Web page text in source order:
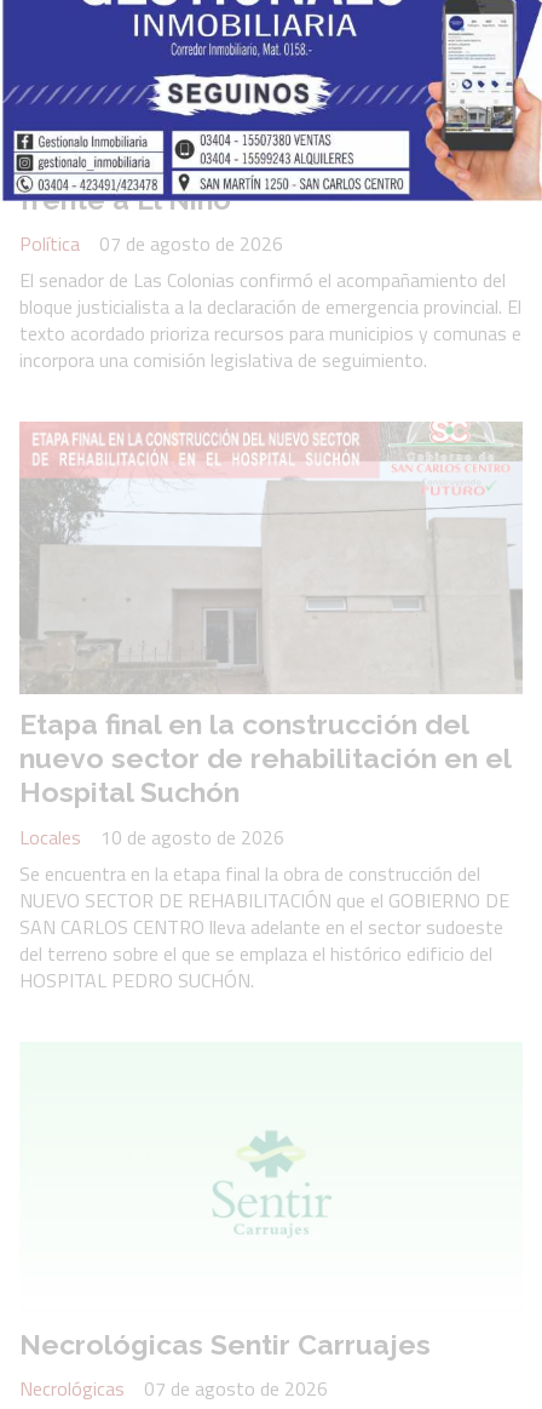
Pirola pidió aprovechar la
anticipación para ejecutar obras
frente a El Niño
Política
07 de agosto de 2026
El senador de Las Colonias confirmó el acompañamiento del
bloque justicialista a la declaración de emergencia provincial. El
texto acordado prioriza recursos para municipios y comunas e
incorpora una comisión legislativa de seguimiento.
Etapa final en la construcción del
nuevo sector de rehabilitación en el
Hospital Suchón
Locales
10 de agosto de 2026
Se encuentra en la etapa final la obra de construcción del
NUEVO SECTOR DE REHABILITACIÓN que el GOBIERNO DE
SAN CARLOS CENTRO lleva adelante en el sector sudoeste
del terreno sobre el que se emplaza el histórico edificio del
HOSPITAL PEDRO SUCHÓN.
Necrológicas Sentir Carruajes
Necrológicas
07 de agosto de 2026